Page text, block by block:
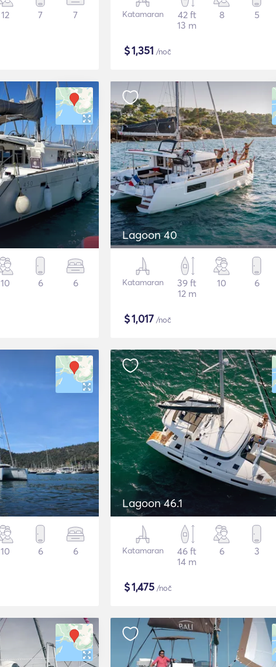
12 7 7 Katamaran
42 ft
13 m
8 5
$1,351 /noč
10 6 6
Lagoon 40
Katamaran
39 ft
12 m
10 6
$1,017 /noč
10 6 6
Lagoon 46.1
Katamaran
46 ft
14 m
6 3
$1,475 /noč